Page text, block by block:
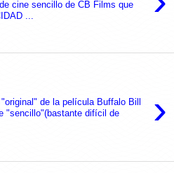
cine sencillo de CB Films que
...
›
de la película Buffalo Bill
"sencillo"(bastante difícil de